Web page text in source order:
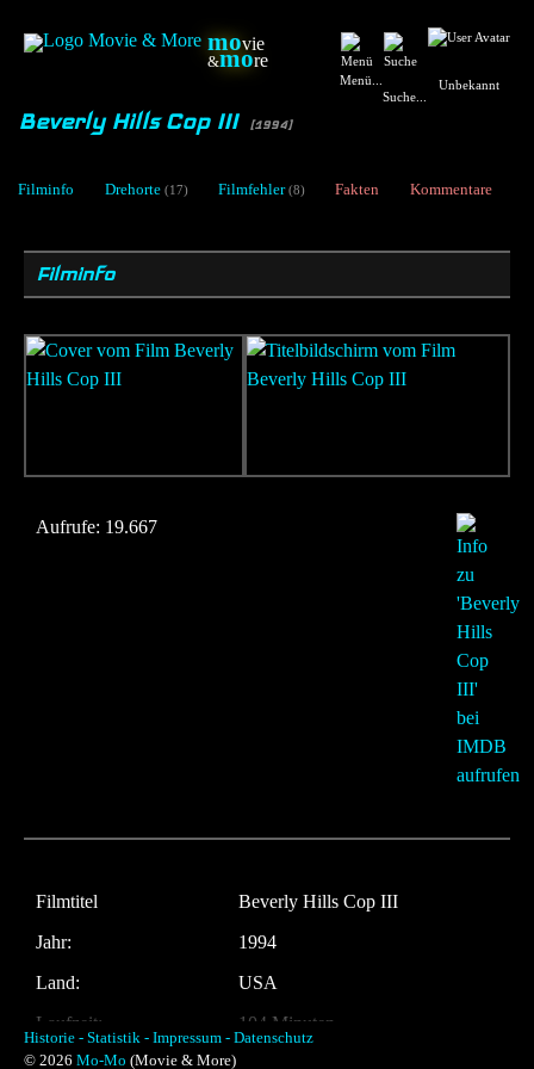
movie
&more
Menü...
Suche...
Unbekannt
Beverly Hills Cop III [1994]
Filminfo Drehorte (17) Filmfehler (8) Fakten Kommentare
Filminfo
Aufrufe: 19.667
Filmtitel
Beverly Hills Cop III
Jahr:
1994
Land:
USA
Laufzeit:
104 Minuten
Regie
Historie - Statistik - Impressum - Datenschutz
© 2026 Mo-Mo (Movie & More)